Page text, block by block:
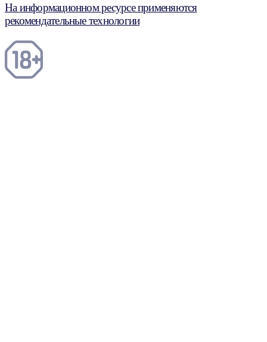
На информационном ресурсе применяются
рекомендательные технологии